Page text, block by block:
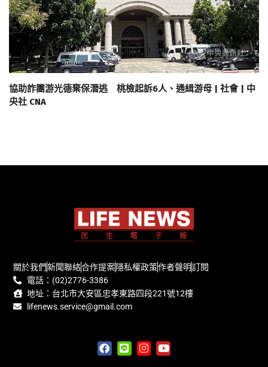
協助詐團游光德棄保潛逃 桃檢起訴6人、通緝游母 | 社會 | 中
央社 CNA
關於我們新聞聯絡合作提案隱私權政策作者聲明訂閱
電話：(02)2776-3386
地址：台北市大安區忠孝東路四段221號12樓
lifenews.service@gmail.com